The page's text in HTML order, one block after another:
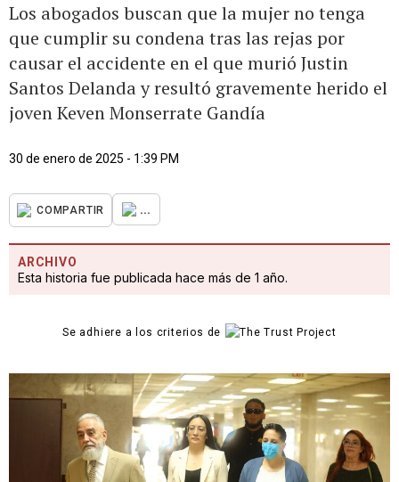
Los abogados buscan que la mujer no tenga
que cumplir su condena tras las rejas por
causar el accidente en el que murió Justin
Santos Delanda y resultó gravemente herido el
joven Keven Monserrate Gandía
30 de enero de 2025 - 1:39 PM
COMPARTIR ...
ARCHIVO
Esta historia fue publicada hace más de 1 año.
Se adhiere a los criterios de